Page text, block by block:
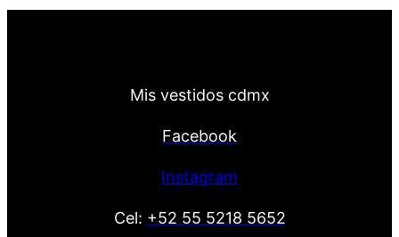
Mis vestidos cdmx
Facebook
Instagram
Cel: +52 55 5218 5652